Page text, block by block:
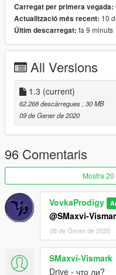
Converted to GTA5 and
Использование на
лс группы: https://vk.com/
v1.1
Fix Back Right Reflector
v1.2
1. Update textures
2. Update model wheel
3. Update model engine
4. Retextures back lights!
Update Textures wheel
Carregat per primera vegada:
Actualització més recent: 10
Últim descarregat: fa 9 minuts
All Versions
1.3 (current)
62.268 descàrregues , 30 MB
09 de Gener de 2020
96 Comentaris
Mostra
VovkaProdigy
@SMaxvi-
08 de Gener de 2020
SMaxvi-Vismark
Drive - что ли?